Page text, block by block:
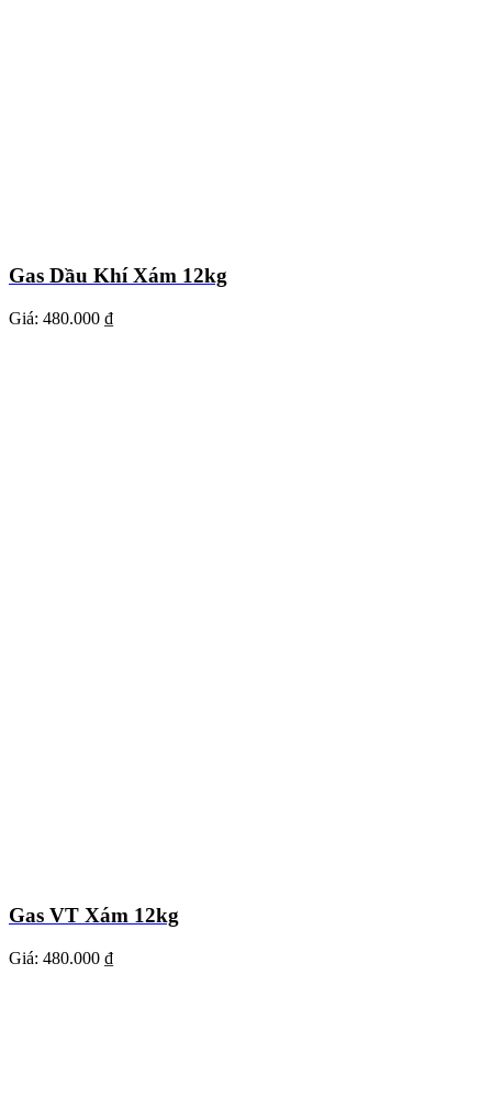
Gas Dầu Khí Xám 12kg
Giá: 480.000 ₫
Gas VT Xám 12kg
Giá: 480.000 ₫